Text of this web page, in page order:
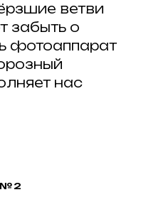
ветви
забыть о
фотоаппарат
нас